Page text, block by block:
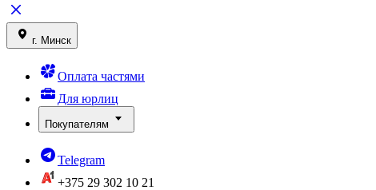
г. Минск
Оплата частями
Для юрлиц
Покупателям
Telegram
+375 29 302 10 21